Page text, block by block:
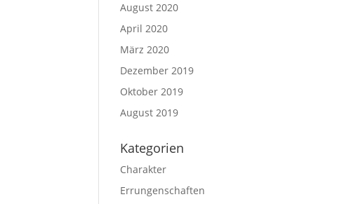
August 2020
April 2020
März 2020
Dezember 2019
Oktober 2019
August 2019
Kategorien
Charakter
Errungenschaften